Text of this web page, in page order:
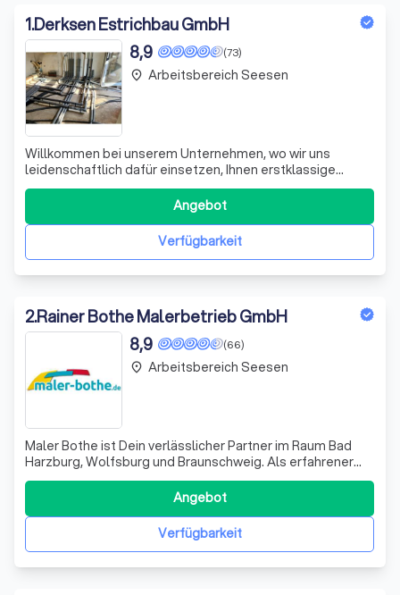
1.Derksen Estrichbau GmbH
(73)
8,9
Willkommen bei unserem Unternehmen, wo wir uns
leidenschaftlich dafür einsetzen, Ihnen erstklassige
Dienstleistungen zu bieten. Wir zeichnen uns durch
unsere Expertise und unser Engagement aus, um Ihre
individuellen Bedürfnisse zu erfüllen. Unser Team von
Fachleuten bringt nicht nur umfangreiche Erf
Verfügbarkeit
Angebot
place Arbeitsbereich Seesen
2.Rainer Bothe Malerbetrieb GmbH
(66)
8,9
Maler Bothe ist Dein verlässlicher Partner im Raum Bad
Harzburg, Wolfsburg und Braunschweig. Als erfahrener
Familienbetrieb in dritter Generation verbinden wir
Tradition und Innovation mit höchster Fachkompetenz, um
Dir erstklassige Handwerksleistungen zu bieten. Mit über
70 Jahren Erfahrung gestalVerfügbarkeit
Angebot
place Arbeitsbereich Seesen